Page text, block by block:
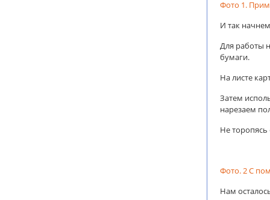
Фото 1.
И так
Для работы
бумаги.
На листе
Затем
нарезаем
Не
Фото. 2 С
Нам